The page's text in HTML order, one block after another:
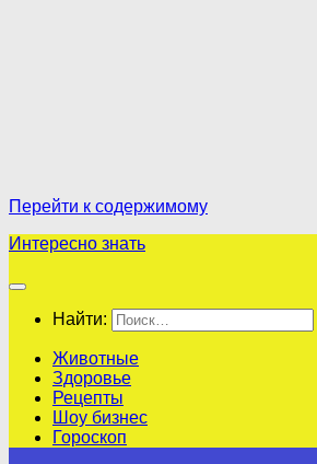
Перейти к содержимому
Интересно знать
Найти:
Животные
Здоровье
Рецепты
Шоу бизнес
Гороскоп